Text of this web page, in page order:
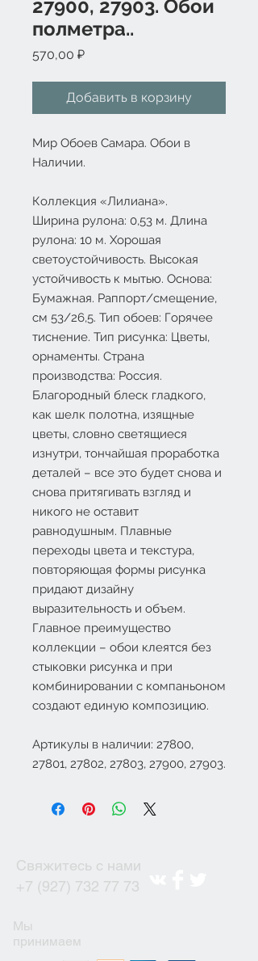
27900, 27903. Обои
полметра..
570,00 ₽Цена
Добавить в корзину
Мир Обоев Самара. Обои в
Наличии.
Коллекция «Лилиана».
Ширина рулона: 0,53 м. Длина
рулона: 10 м. Хорошая
светоустойчивость. Высокая
устойчивость к мытью. Основа:
Бумажная. Раппорт/смещение,
см 53/26,5. Тип обоев: Горячее
тиснение. Тип рисунка: Цветы,
орнаменты. Страна
производства: Россия.
Благородный блеск гладкого,
как шелк полотна, изящные
цветы, словно светящиеся
изнутри, тончайшая проработка
деталей – все это будет снова и
снова притягивать взгляд и
никого не оставит
равнодушным. Плавные
переходы цвета и текстура,
повторяющая формы рисунка
придают дизайну
выразительность и объем.
Главное преимущество
коллекции – обои клеятся без
стыковки рисунка и при
комбинировании с компаньоном
создают единую композицию.
Артикулы в наличии: 27800,
27801, 27802, 27803, 27900, 27903.
Свяжитесь с нами
+7 (927) 732 77 73
Мы
принимаем